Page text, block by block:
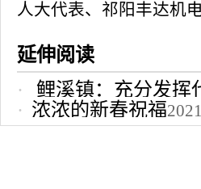
人大代表、祁阳丰达机
延伸阅读
鲤溪镇：充分发挥
2022-10-24 12:09:37
浓浓的新春祝福